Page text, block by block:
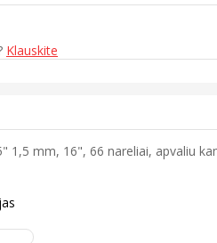
Klauskite
1,5 mm, 16", 66 nareliai, apvaliu